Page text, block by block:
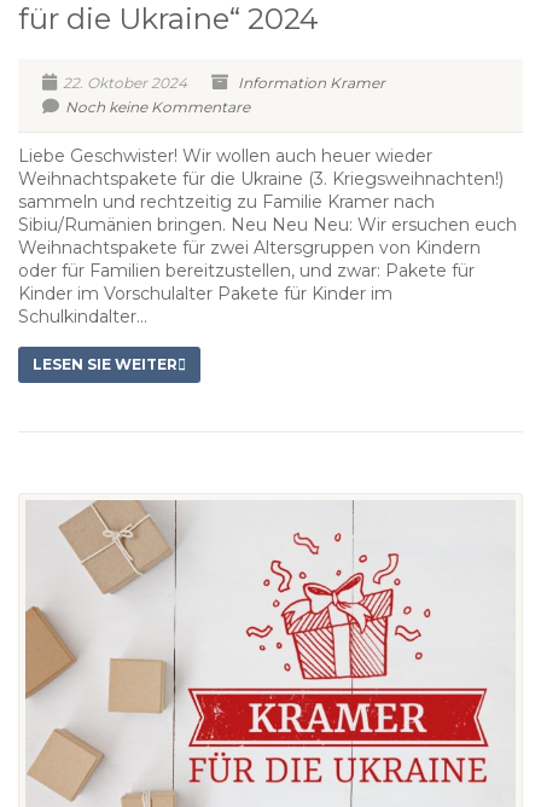
für die Ukraine“ 2024
22. Oktober 2024 Information Kramer
Noch keine Kommentare
Liebe Geschwister! Wir wollen auch heuer wieder
Weihnachtspakete für die Ukraine (3. Kriegsweihnachten!)
sammeln und rechtzeitig zu Familie Kramer nach
Sibiu/Rumänien bringen. Neu Neu Neu: Wir ersuchen euch
Weihnachtspakete für zwei Altersgruppen von Kindern
oder für Familien bereitzustellen, und zwar: Pakete für
Kinder im Vorschulalter Pakete für Kinder im
Schulkindalter...
LESEN SIE WEITER